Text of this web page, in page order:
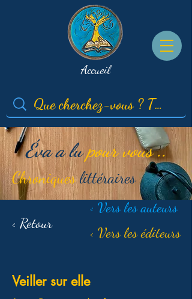
Accueil
Éva a lupour vous ..
Chroniqueslittéraires
< Retour
< Vers les auteurs
< Vers les éditeurs
Veiller sur elle